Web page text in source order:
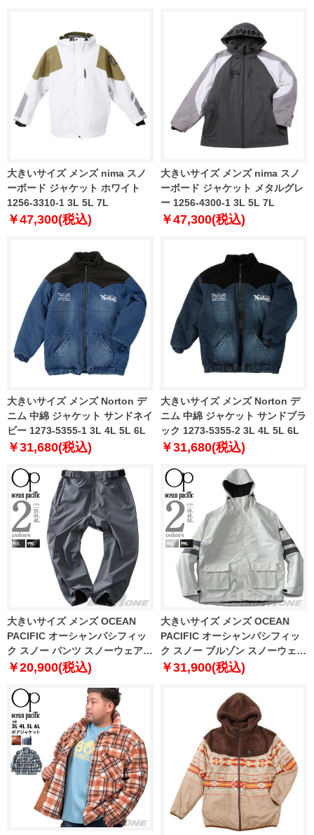
大きいサイズ メンズ nima スノ
ーボード ジャケット ホワイト
1256-3310-1 3L 5L 7L
￥47,300(税込)
大きいサイズ メンズ nima スノ
ーボード ジャケット メタルグレ
ー 1256-4300-1 3L 5L 7L
￥47,300(税込)
大きいサイズ メンズ Norton デ
ニム 中綿 ジャケット サンドネイ
ビー 1273-5355-1 3L 4L 5L 6L
￥31,680(税込)
大きいサイズ メンズ Norton デ
ニム 中綿 ジャケット サンドブラ
ック 1273-5355-2 3L 4L 5L 6L
￥31,680(税込)
大きいサイズ メンズ OCEAN
PACIFIC オーシャンパシフィッ
ク スノー パンツ スノーウェア
スノーボード ウィンタースポー
￥20,900(税込)
大きいサイズ メンズ OCEAN
PACIFIC オーシャンパシフィッ
ク スノー ブルゾン スノーウェア
スノーボード ウィンタースポー
￥31,900(税込)